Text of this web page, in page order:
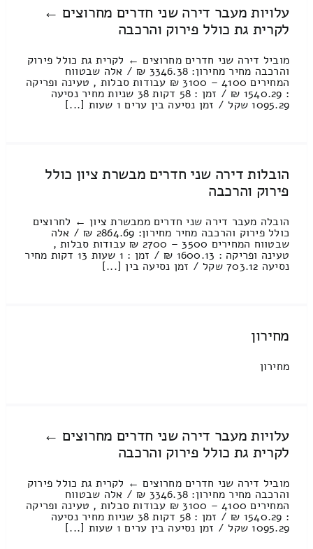
עלויות מעבר דירה שני חדרים מחרוצים ←
לקרית גת כולל פירוק והרכבה
מוביל דירה שני חדרים מחרוצים ← לקרית גת כולל פירוק
והרכבה מחיר מחירון: 3346.38 ₪ / אלה שבטווח
המחירים 4100 – 3100 ₪ עבודות סבלות , טעינה ופריקה
: 1540.29 ₪ / זמן : 58 דקות 38 שניות מחיר נסיעה
1095.29 שקל / זמן נסיעה בין ערים 1 שעות [...]
הובלות דירה שני חדרים מבשרת ציון כולל
פירוק והרכבה
הובלה מעבר דירה שני חדרים ממבשרת ציון ← לחרוצים
כולל פירוק והרכבה מחיר מחירון: 2864.69 ₪ / אלה
שבטווח המחירים 3500 – 2700 ₪ עבודות סבלות ,
טעינה ופריקה : 1600.13 ₪ / זמן : 1 שעות 13 דקות מחיר
נסיעה 703.12 שקל / זמן נסיעה בין [...]
מחירון
מחירון
עלויות מעבר דירה שני חדרים מחרוצים ←
לקרית גת כולל פירוק והרכבה
מוביל דירה שני חדרים מחרוצים ← לקרית גת כולל פירוק
והרכבה מחיר מחירון: 3346.38 ₪ / אלה שבטווח
המחירים 4100 – 3100 ₪ עבודות סבלות , טעינה ופריקה
: 1540.29 ₪ / זמן : 58 דקות 38 שניות מחיר נסיעה
1095.29 שקל / זמן נסיעה בין ערים 1 שעות [...]